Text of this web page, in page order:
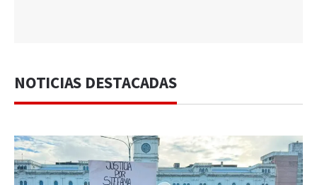
NOTICIAS DESTACADAS